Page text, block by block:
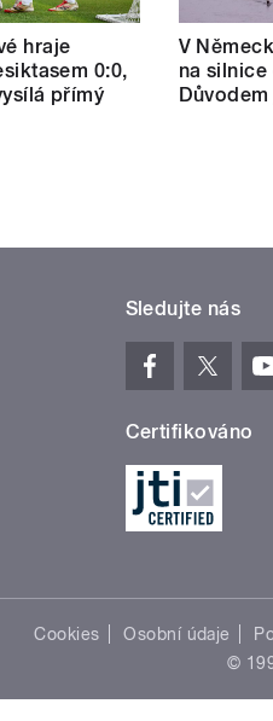
hraje
0:0,
přímý
V
na
Sledujte nás
Certifikováno
Cookies Osobní údaje
©